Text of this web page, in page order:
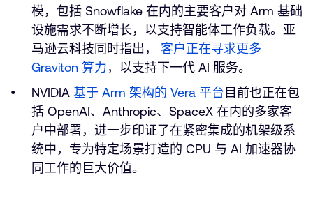
模，包括 Snowflake 在内的主要客户对 Arm 基础
设施需求不断增长，以支持智能体工作负载。亚
马逊云科技同时指出，
客户正在寻求更多
Graviton 算力，以支持下一代 AI 服务。
NVIDIA 基于 Arm 架构的 Vera 平台目前也正在包
括 OpenAI、Anthropic、SpaceX 在内的多家客
户中部署，进一步印证了在紧密集成的机架级系
统中，专为特定场景打造的 CPU 与 AI 加速器协
同工作的巨大价值。